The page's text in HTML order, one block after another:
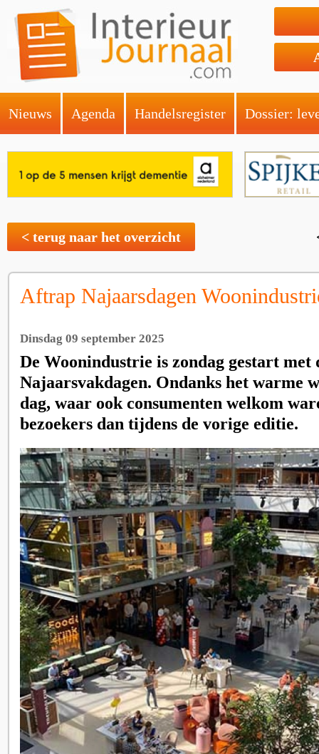
Nieuws Agenda Handelsregister Dossier:
< terug naar het overzicht
Aftrap Najaarsdagen
Dinsdag 09 september 2025
De Woonindustrie is zondag gestart met
Najaarsvakdagen. Ondanks het warme
dag, waar ook consumenten welkom
bezoekers dan tijdens de vorige editie.